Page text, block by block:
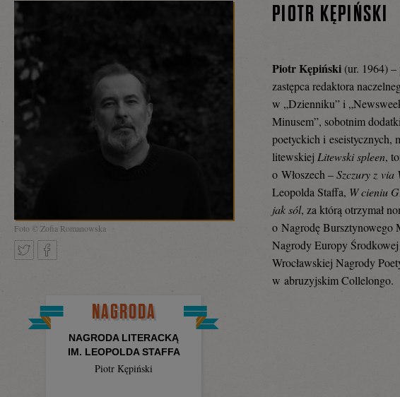
PIOTR KĘPIŃSKI
Foto © Zofia Romanowska
Piotr Kępiński (ur. 1964) –
zastępca redaktora
w „Dzienniku” i
Minusem”, sobotnim
poetyckich i eseistycznych,
litewskiej Litewski spleen,
o Włoszech –Szczury z via
Leopolda Staffa, W cieniu
jak sól, za którą otrzymał
o Nagrodę Bursztynowego
Nagrody Europy
Wrocławskiej Nagrody
w abruzyjskim Collelongo.
NAGRODA
NAGRODA LITERACKĄ
IM. LEOPOLDA STAFFA
Piotr Kępiński